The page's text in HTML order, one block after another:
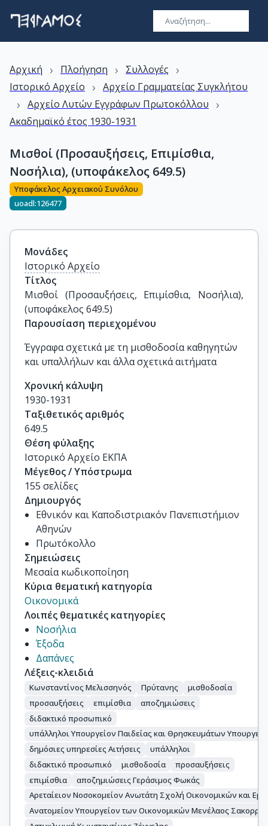
Αρχική › Πλοήγηση › Συλλογές ›
Ιστορικό Αρχείο › Αρχείο Γραμματείας Συγκλήτου
› Αρχείο Λυτών Εγγράφων Πρωτοκόλλου ›
Ακαδημαϊκό έτος 1930-1931
Μισθοί (Προσαυξήσεις, Επιμίσθια,
Νοσήλια), (υποφάκελος 649.5)
Υποφάκελος Αρχειακού Συνόλου
uoadl:126477
Μονάδες
Ιστορικό Αρχείο
Τίτλος
Μισθοί (Προσαυξήσεις, Επιμίσθια, Νοσήλια),
(υποφάκελος 649.5)
Παρουσίαση περιεχομένου
Έγγραφα σχετικά με τη μισθοδοσία καθηγητών
και υπαλλήλων και άλλα σχετικά αιτήματα
Χρονική κάλυψη
1930-1931
Ταξιθετικός αριθμός
649.5
Θέση φύλαξης
Ιστορικό Αρχείο ΕΚΠΑ
Μέγεθος / Υπόστρωμα
155 σελίδες
Δημιουργός
Εθνικόν και Καποδιστριακόν Πανεπιστήμιον
Αθηνών
Πρωτόκολλο
Σημειώσεις
Μεσαία κωδικοποίηση
Κύρια θεματική κατηγορία
Οικονομικά
Λοιπές θεματικές κατηγορίες
Νοσήλια
Έξοδα
Δαπάνες
Λέξεις-κλειδιά
Κωνσταντίνος Μελισσηνός Πρύτανης
μισθοδοσία
προσαυξήσεις
επιμίσθια
αποζημιώσεις
διδακτικό προσωπικό
υπάλληλοι Υπουργείον Παιδείας και Θρησκευμάτων
δημόσιες υπηρεσίες Αιτήσεις
υπάλληλοι
διδακτικό προσωπικό
μισθοδοσία
προσαυξήσεις
επιμίσθια
αποζημιώσεις Γεράσιμος Φωκάς
Αρεταίειον Νοσοκομείον Ανωτάτη Σχολή Οικονομικών και
Ανατομείον Υπουργείον των Οικονομικών Μενέλαος